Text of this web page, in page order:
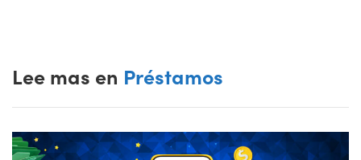
Lee mas en Préstamos